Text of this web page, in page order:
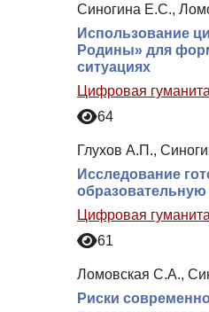
Синогина Е.С.,
Использование
Родины» для
ситуациях
Цифровая
64
Глухов А.П.,
Исследование
образовательную
Цифровая
61
Ломовская С.А.,
Риски